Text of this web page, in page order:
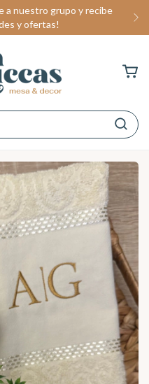
a nuestro grupo y recibe
y ofertas!